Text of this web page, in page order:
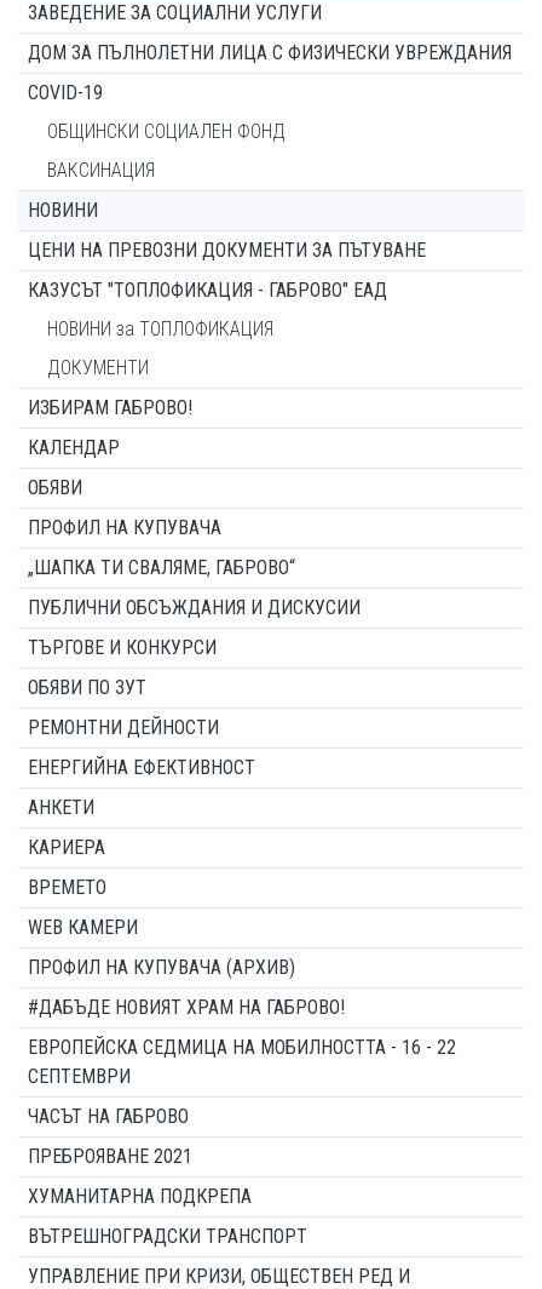
ЗАВЕДЕНИЕ ЗА СОЦИАЛНИ УСЛУГИ
ДОМ ЗА ПЪЛНОЛЕТНИ ЛИЦА С ФИЗИЧЕСКИ УВРЕЖДАНИЯ
COVID-19
ОБЩИНСКИ СОЦИАЛЕН ФОНД
ВАКСИНАЦИЯ
НОВИНИ
ЦЕНИ НА ПРЕВОЗНИ ДОКУМЕНТИ ЗА ПЪТУВАНЕ
КАЗУСЪТ "ТОПЛОФИКАЦИЯ - ГАБРОВО" ЕАД
НОВИНИ за ТОПЛОФИКАЦИЯ
ДОКУМЕНТИ
ИЗБИРАМ ГАБРОВО!
КАЛЕНДАР
ОБЯВИ
ПРОФИЛ НА КУПУВАЧА
„ШАПКА ТИ СВАЛЯМЕ, ГАБРОВО“
ПУБЛИЧНИ ОБСЪЖДАНИЯ И ДИСКУСИИ
ТЪРГОВЕ И КОНКУРСИ
ОБЯВИ ПО ЗУТ
РЕМОНТНИ ДЕЙНОСТИ
ЕНЕРГИЙНА ЕФЕКТИВНОСТ
АНКЕТИ
КАРИЕРА
ВРЕМЕТО
WEB КАМЕРИ
ПРОФИЛ НА КУПУВАЧА (АРХИВ)
#ДАБЪДЕ НОВИЯТ ХРАМ НА ГАБРОВО!
ЕВРОПЕЙСКА СЕДМИЦА НА МОБИЛНОСТТА - 16 - 22
СЕПТЕМВРИ
ЧАСЪТ НА ГАБРОВО
ПРЕБРОЯВАНЕ 2021
ХУМАНИТАРНА ПОДКРЕПА
ВЪТРЕШНОГРАДСКИ ТРАНСПОРТ
УПРАВЛЕНИЕ ПРИ КРИЗИ, ОБЩЕСТВЕН РЕД И